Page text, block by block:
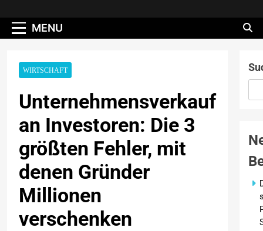
MENU
WIRTSCHAFT
Unternehmensverkauf
an Investoren: Die 3
größten Fehler, mit
denen Gründer
Millionen
verschenken